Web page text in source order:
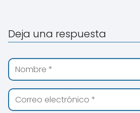
Deja una respuesta